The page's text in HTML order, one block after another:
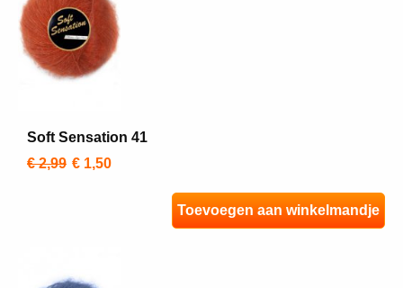
Soft Sensation 41
€ 2,99 € 1,50
Toevoegen aan winkelmandje